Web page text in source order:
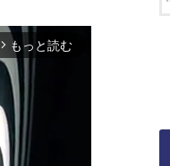
arrow_forward_ios もっと読む